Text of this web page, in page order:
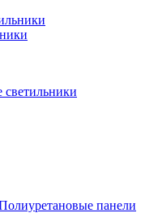
светильники
панели